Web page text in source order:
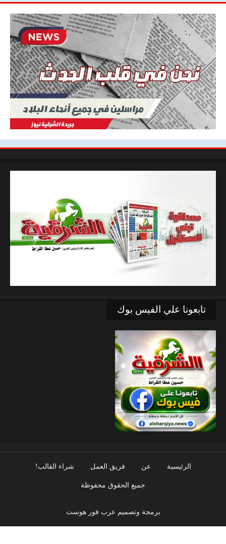
تابعونا علي الفيس بوك
الرئيسية عن فريق العمل شراء القالب!
جميع الحقوق محفوظة
برمجة وتصميم عرب فور هوست